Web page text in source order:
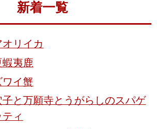
新着一覧
オリイカ
蝦夷鹿
ワイ蟹
子と万願寺とうがらしのスパゲ
ティ